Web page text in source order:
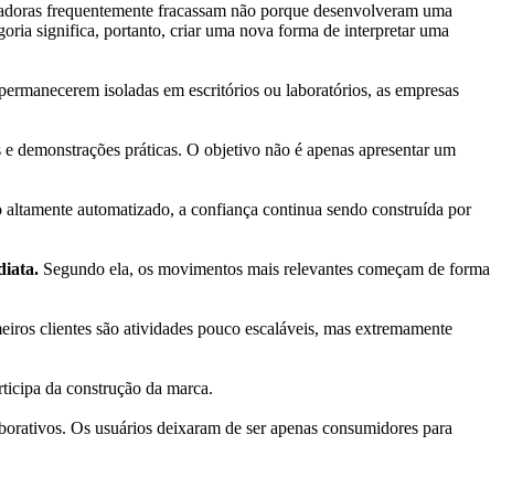
frequentemente fracassam não porque desenvolveram uma
significa, portanto, criar uma nova forma de interpretar uma
isoladas em escritórios ou laboratórios, as empresas
práticas. O objetivo não é apenas apresentar um
automatizado, a confiança continua sendo construída por
Segundo ela, os movimentos mais relevantes começam de forma
clientes são atividades pouco escaláveis, mas extremamente
da construção da marca.
Os usuários deixaram de ser apenas consumidores para